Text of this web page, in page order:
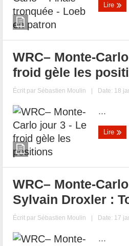
Lire
WRC– Monte-
froid gèle les
Écrit par Sébastien Moulin | Date: 18
...
Lire
WRC– Monte-
Sylvain Droxler :
Écrit par Sébastien Moulin | Date: 17
...